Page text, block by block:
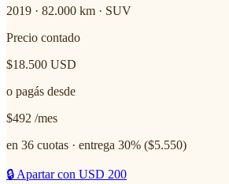
2019 · 82.000 km · SUV
Precio contado
$18.500 USD
o pagás desde
$492 /mes
en 36 cuotas · entrega 30% ($5.550)
🔒 Apartar con USD 200